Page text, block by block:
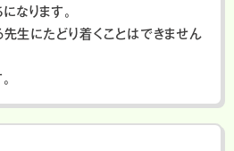
なります。
生にたどり着くことはできません